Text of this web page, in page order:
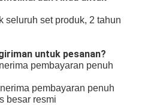
seluruh set produk, 2 tahun
untuk pesanan?
pembayaran penuh
pembayaran penuh
besar resmi